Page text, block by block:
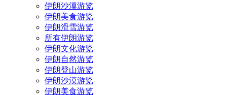
伊朗沙漠游览
伊朗美食游览
伊朗滑雪游览
所有伊朗游览
伊朗文化游览
伊朗自然游览
伊朗登山游览
伊朗沙漠游览
伊朗美食游览